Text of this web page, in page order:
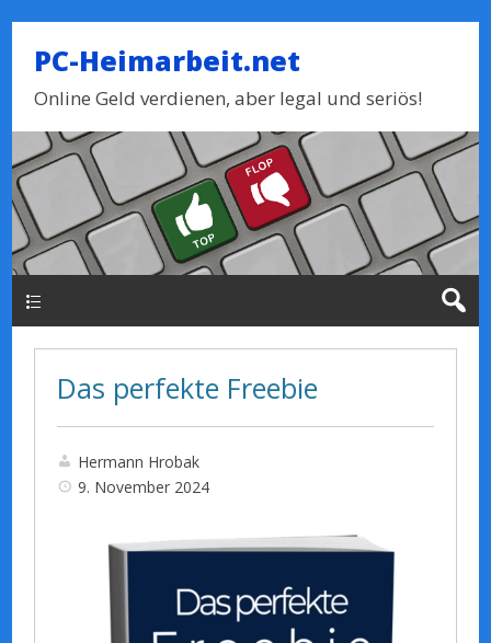
PC-Heimarbeit.net
Online Geld verdienen, aber legal und seriös!
Das perfekte Freebie
Hermann Hrobak
9. November 2024